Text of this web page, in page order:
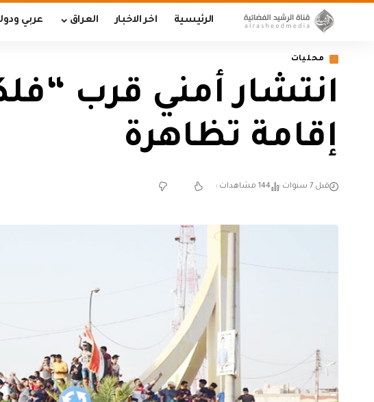
الرئيسية اخر الاخبار العراق عربي
محليات
انتشار أمني قرب
إقامة تظاهرة
قبل 7 سنوات 144 مشاهدات